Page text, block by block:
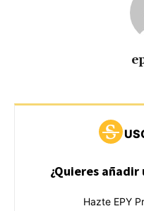
¿Quieres
Hazte EPY